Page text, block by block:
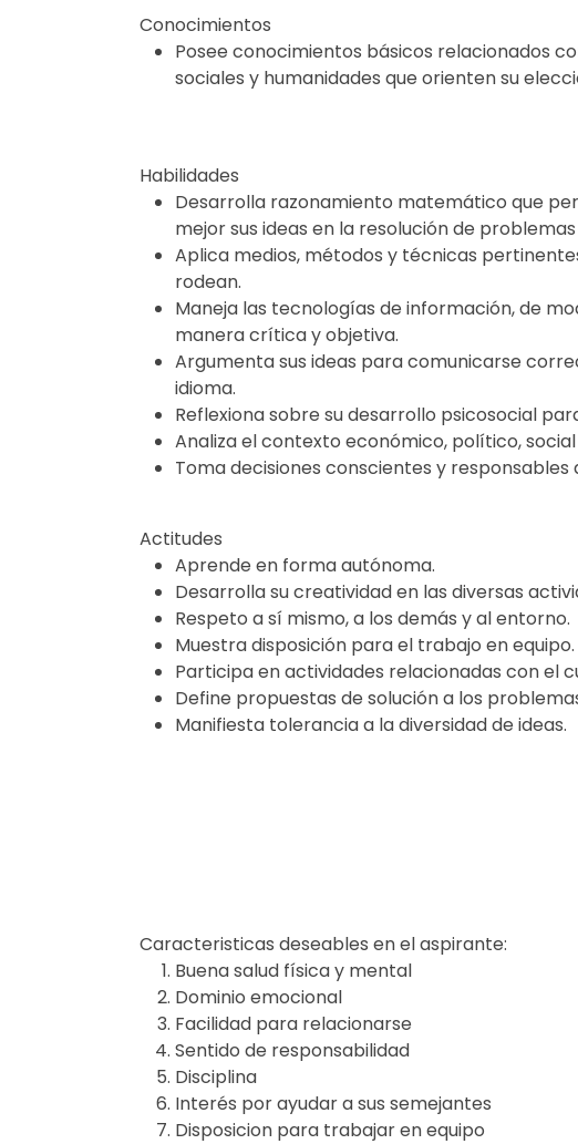
Conocimientos
Posee conocimientos básicos relacionados
sociales y humanidades que orienten su
Habilidades
Desarrolla razonamiento matemático que
mejor sus ideas en la resolución de
Aplica medios, métodos y técnicas
rodean.
Maneja las tecnologías de información, de
manera crítica y objetiva.
Argumenta sus ideas para comunicarse
idioma.
Reflexiona sobre su desarrollo psicosocial
Analiza el contexto económico, político,
Toma decisiones conscientes y
Actitudes
Aprende en forma autónoma.
Desarrolla su creatividad en las diversas
Respeto a sí mismo, a los demás y al entorno.
Muestra disposición para el trabajo en equipo.
Participa en actividades relacionadas con el
Define propuestas de solución a los
Manifiesta tolerancia a la diversidad de ideas.
Caracteristicas deseables en el aspirante:
Buena salud física y mental
Dominio emocional
Facilidad para relacionarse
Sentido de responsabilidad
Disciplina
Interés por ayudar a sus semejantes
Disposicion para trabajar en equipo